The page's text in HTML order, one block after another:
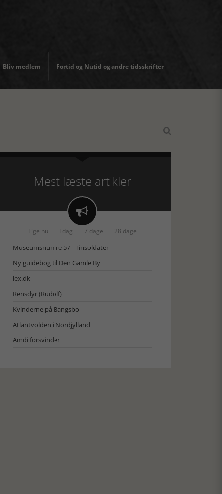
Bliv medlem Fortid og Nutid og andre tidsskrifter

Mest læste artikler

Lige nu I dag 7 dage 28 dage
Museumsnumre 57 - Tinsoldater
Ny guidebog til Den Gamle By
lex.dk
Rensdyr (Rudolf)
Kvinderne på Bangsbo
Atlantvolden i Nordjylland
Amdi forsvinder